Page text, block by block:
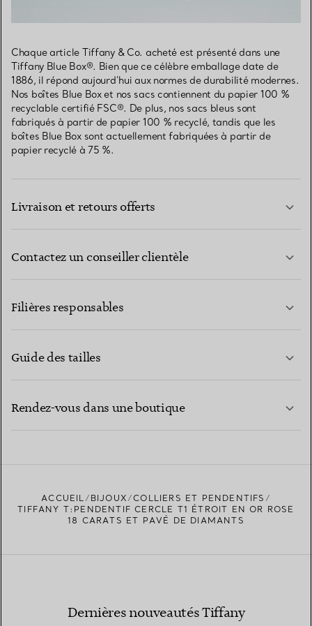
Chaque article Tiffany & Co. acheté est présenté dans une
Tiffany Blue Box®. Bien que ce célèbre emballage date de
1886, il répond aujourd’hui aux normes de durabilité modernes.
Nos boîtes Blue Box et nos sacs contiennent du papier 100 %
recyclable certifié FSC®. De plus, nos sacs bleus sont
fabriqués à partir de papier 100 % recyclé, tandis que les
boîtes Blue Box sont actuellement fabriquées à partir de
papier recyclé à 75 %.
Livraison et retours offerts
Contactez un conseiller clientèle
Filières responsables
Guide des tailles
Rendez-vous dans une boutique
TROUVEZ LA BOUTIQUE LA PLUS PROCHE
ACCUEIL BIJOUX
COLLIERS ET PENDENTIFS
TIFFANY T:PENDENTIF CERCLE T1 ÉTROIT EN OR ROSE
18 CARATS ET PAVÉ DE DIAMANTS
Dernières nouveautés Tiffany